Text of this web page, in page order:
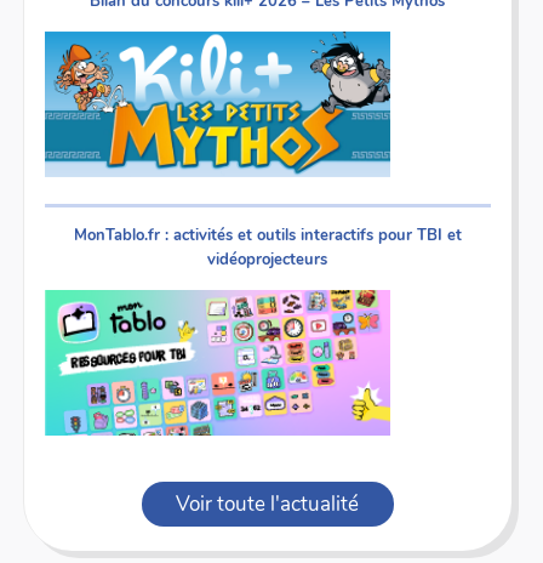
MonTablo.fr : activités et outils interactifs pour TBI et
vidéoprojecteurs
Voir toute l'actualité